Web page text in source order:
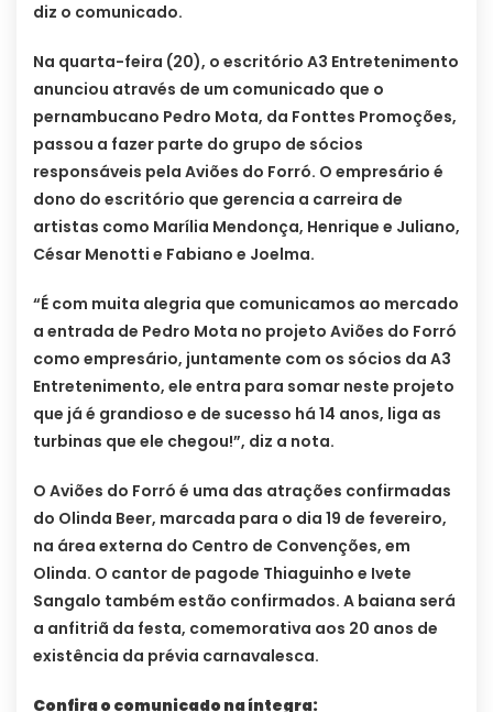
diz o comunicado.
Na quarta-feira (20), o escritório A3 Entretenimento
anunciou através de um comunicado que o
pernambucano Pedro Mota, da Fonttes Promoções,
passou a fazer parte do grupo de sócios
responsáveis pela Aviões do Forró. O empresário é
dono do escritório que gerencia a carreira de
artistas como Marília Mendonça, Henrique e Juliano,
César Menotti e Fabiano e Joelma.
“É com muita alegria que comunicamos ao mercado
a entrada de Pedro Mota no projeto Aviões do Forró
como empresário, juntamente com os sócios da A3
Entretenimento, ele entra para somar neste projeto
que já é grandioso e de sucesso há 14 anos, liga as
turbinas que ele chegou!”, diz a nota.
O Aviões do Forró é uma das atrações confirmadas
do Olinda Beer, marcada para o dia 19 de fevereiro,
na área externa do Centro de Convenções, em
Olinda. O cantor de pagode Thiaguinho e Ivete
Sangalo também estão confirmados. A baiana será
a anfitriã da festa, comemorativa aos 20 anos de
existência da prévia carnavalesca.
Confira o comunicado na íntegra: